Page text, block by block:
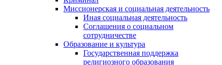
Миссионерская и социальная деятельность
Иная социальная деятельность
Соглашения о социальном
сотрудничестве
Образование и культура
Государственная поддержка
религиозного образования